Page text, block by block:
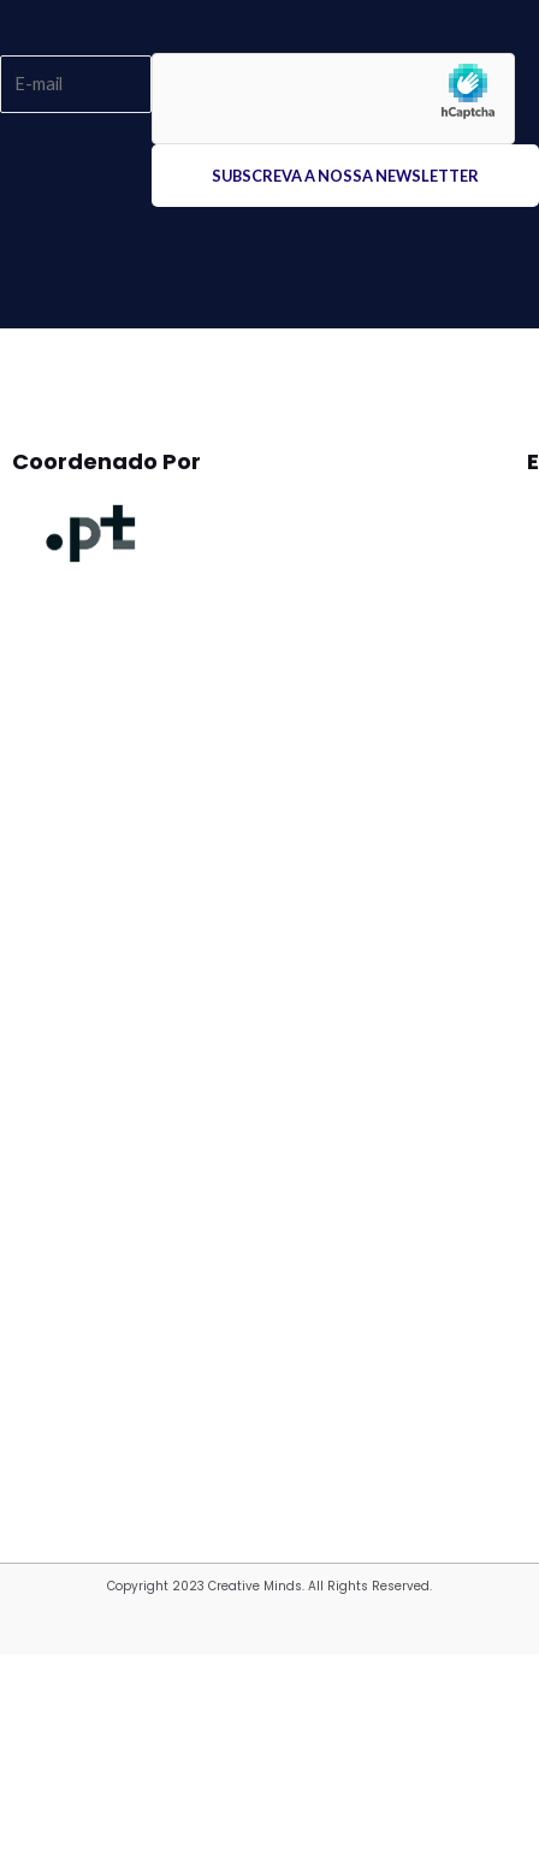
Coordenado Por
Copyright 2023 Creative Minds. All Rights Reserved.